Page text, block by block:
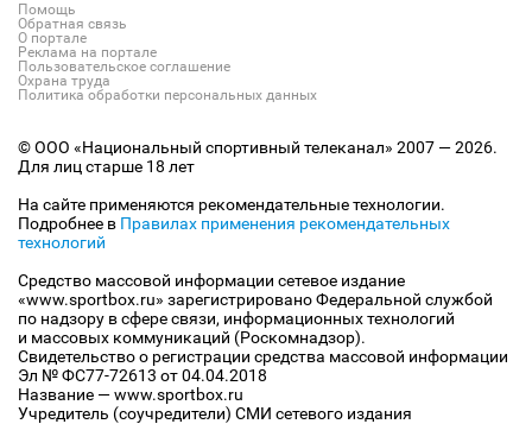
Помощь
Обратная связь
О портале
Реклама на портале
Пользовательское соглашение
Охрана труда
Политика обработки персональных данных
© ООО «Национальный спортивный телеканал» 2007 — 2026.
Для лиц старше 18 лет
На сайте применяются рекомендательные технологии.
Подробнее в Правилах применения рекомендательных
технологий
Средство массовой информации сетевое издание
«www.sportbox.ru» зарегистрировано Федеральной службой
по надзору в сфере связи, информационных технологий
и массовых коммуникаций (Роскомнадзор).
Свидетельство о регистрации средства массовой информации
Эл № ФС77-72613 от 04.04.2018
Название — www.sportbox.ru
Учредитель (соучредители) СМИ сетевого издания